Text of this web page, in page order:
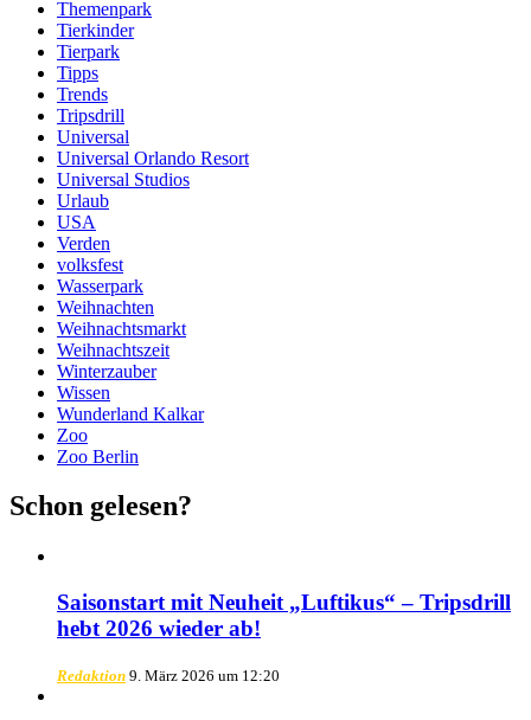
Themenpark
Tierkinder
Tierpark
Tipps
Trends
Tripsdrill
Universal
Universal Orlando Resort
Universal Studios
Urlaub
USA
Verden
volksfest
Wasserpark
Weihnachten
Weihnachtsmarkt
Weihnachtszeit
Winterzauber
Wissen
Wunderland Kalkar
Zoo
Zoo Berlin
Schon gelesen?
Saisonstart mit Neuheit „Luftikus“ – Tripsdrill
hebt 2026 wieder ab!
Redaktion 9. März 2026 um 12:20